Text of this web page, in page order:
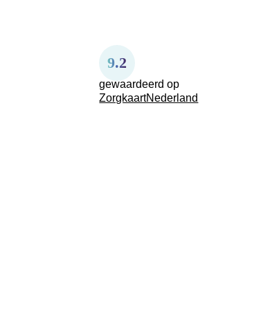
9.2
gewaardeerd op
ZorgkaartNederland